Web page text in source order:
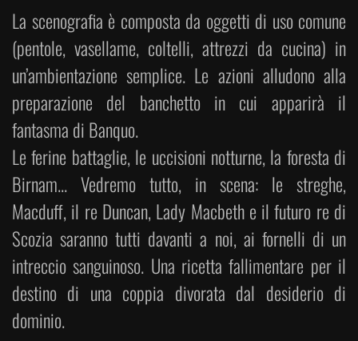
La scenografia è composta da oggetti di uso comune
(pentole, vasellame, coltelli, attrezzi da cucina) in
un’ambientazione semplice. Le azioni alludono alla
preparazione del banchetto in cui apparirà il
fantasma di Banquo.
Le ferine battaglie, le uccisioni notturne, la foresta di
Birnam... Vedremo tutto, in scena: le streghe,
Macduff, il re Duncan, Lady Macbeth e il futuro re di
Scozia saranno tutti davanti a noi, ai fornelli di un
intreccio sanguinoso. Una ricetta fallimentare per il
destino di una coppia divorata dal desiderio di
dominio.